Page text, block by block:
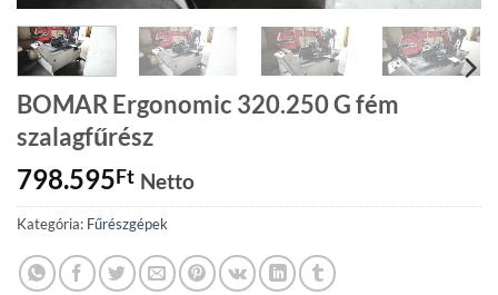
BOMAR Ergonomic 320.250 G fém
szalagfűrész
798.595Ft Netto
Kategória: Fűrészgépek